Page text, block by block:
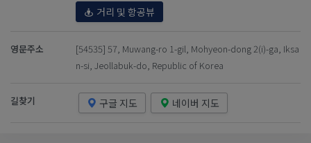
거리 및 항공뷰
영문주소
[54535] 57, Muwang-ro 1-gil, Mohyeon-dong 2(i)-ga, Iksa
n-si, Jeollabuk-do, Republic of Korea
길찾기 구글 지도 네이버 지도